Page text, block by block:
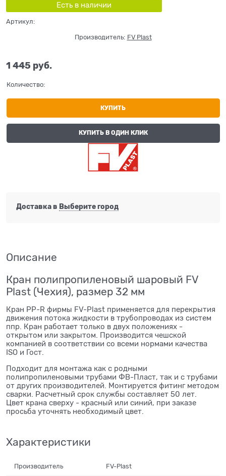
Есть в наличии
Артикул:
Производитель: FV Plast
1 445 руб.
Количество:
КУПИТЬ
КУПИТЬ В ОДИН КЛИК
Доставка в Выберите город
Описание
Кран полипропиленовый шаровый FV
Plast (Чехия), размер 32 мм
Кран PP-R фирмы FV-Plast применяется для перекрытия
движения потока жидкости в трубопроводах из систем
ппр. Кран работает только в двух положениях -
открытом или закрытом. Производится чешской
компанией в соответствии со всеми нормами качества
ISO и Гост.
Подходит для монтажа как с родными
полипропиленовыми трубами ФВ-Пласт, так и с трубами
от других производителей. Монтируется фитинг методом
сварки. Расчетный срок службы составляет 50 лет.
Цвет крана сверху - красный или синий, при заказе
просьба уточнять необходимый цвет.
Характеристики
Производитель FV-Plast